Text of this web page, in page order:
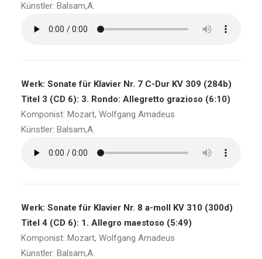
Künstler: Balsam,A.
Werk: Sonate für Klavier Nr. 7 C-Dur KV 309 (284b)
Titel 3 (CD 6): 3. Rondo: Allegretto grazioso (6:10)
Komponist: Mozart, Wolfgang Amadeus
Künstler: Balsam,A.
Werk: Sonate für Klavier Nr. 8 a-moll KV 310 (300d)
Titel 4 (CD 6): 1. Allegro maestoso (5:49)
Komponist: Mozart, Wolfgang Amadeus
Künstler: Balsam,A.